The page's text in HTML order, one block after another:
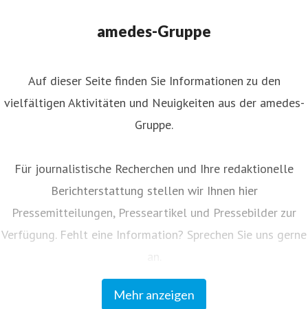
amedes-Gruppe
Mehr anzeigen
Auf dieser Seite finden Sie Informationen zu den
vielfältigen Aktivitäten und Neuigkeiten aus der amedes-
Gruppe.
Für journalistische Recherchen und Ihre redaktionelle
Berichterstattung stellen wir Ihnen hier
Pressemitteilungen, Presseartikel und Pressebilder zur
Verfügung. Fehlt eine Information? Sprechen Sie uns gerne
Unser Kundenmagazin "amedes update" informiert